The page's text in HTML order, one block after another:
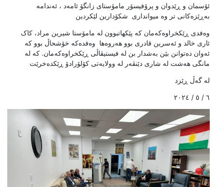
ئۆسمان و ڕێدوان و پرۆفیسۆر مامۆستای زانگۆ ئامەد ، ئەندامە
بەڕێزەکانی تر وە میوانداری شکۆدارین لێکردین
وەفدی ڕێکخراوەکەمان کە پێکهاتبوون لە مامۆستا شیرین مراد، کاک
ئاری خالد و ئەسرین قادری بوو هەروەها وەفدەکە خۆشحاڵ بوو کە
ئەوان دەتوانن بێن بەشدار بن لە فیستیڤاڵی ڕێکخراوەکەمان. کە لە
مانگی هەشت لە شاری دێنڤەر لە وولایەتی کۆلۆرادۆ ڕێکدەخرێت
لە گەڵ ڕێزد
٦ / ٥ / ٢٠٢٤